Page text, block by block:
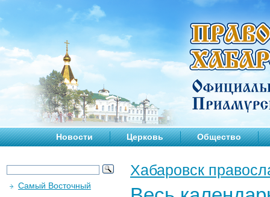
Новости Церковь Общество
Хабаровск
Самый Восточный